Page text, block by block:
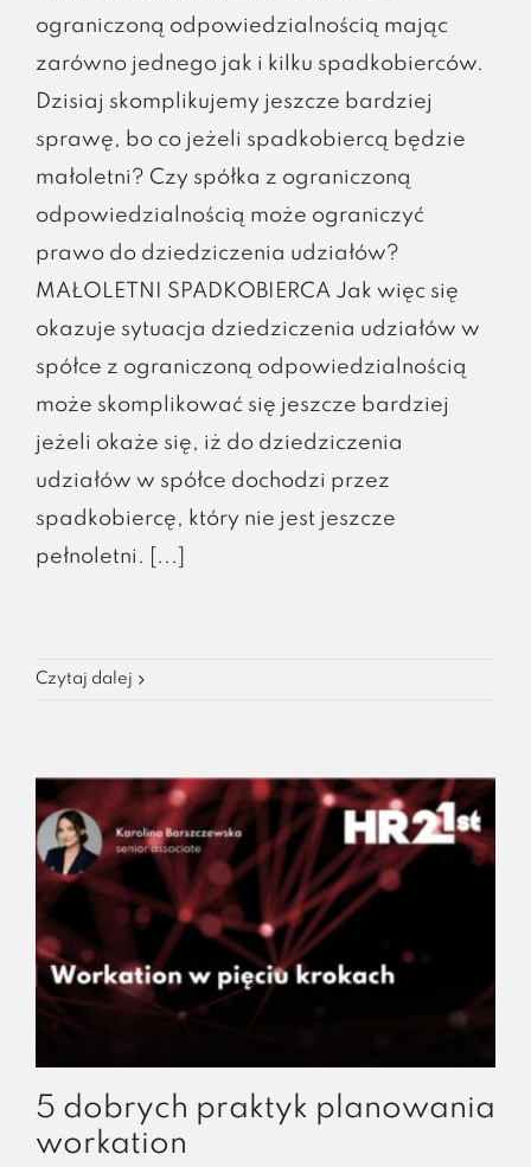
ograniczoną odpowiedzialnością mając
zarówno jednego jak i kilku spadkobierców.
Dzisiaj skomplikujemy jeszcze bardziej
sprawę, bo co jeżeli spadkobiercą będzie
małoletni? Czy spółka z ograniczoną
odpowiedzialnością może ograniczyć
prawo do dziedziczenia udziałów?
MAŁOLETNI SPADKOBIERCA Jak więc się
okazuje sytuacja dziedziczenia udziałów w
spółce z ograniczoną odpowiedzialnością
może skomplikować się jeszcze bardziej
jeżeli okaże się, iż do dziedziczenia
udziałów w spółce dochodzi przez
spadkobiercę, który nie jest jeszcze
pełnoletni. [...]
Czytaj dalej
5 dobrych praktyk planowania
workation